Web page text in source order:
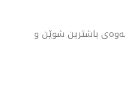
باشترین شوێن و